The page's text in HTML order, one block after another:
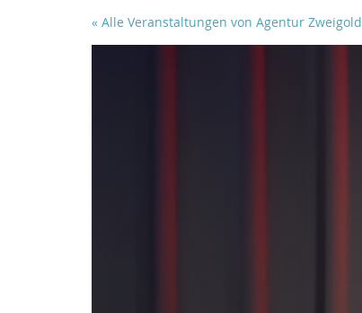
« Alle Veranstaltungen von Agentur Zweigold